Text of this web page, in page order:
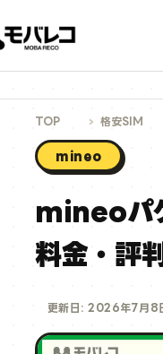
TOP 格安SIM
mineo
mineoパ
料金・評
更新日: 2026年7月8